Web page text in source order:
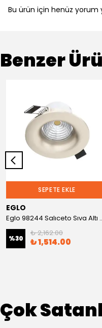
Bu ürün için henüz yorum
Benzer
SEPETE EKLE
EGLO
Eglo 98244
%30
₺ 2,162.00
₺ 1,514.00
Çok